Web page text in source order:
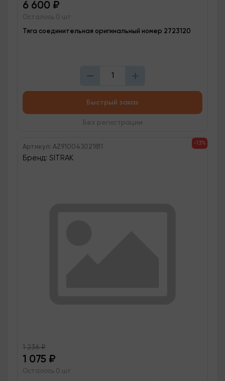
6 600 ₽
Осталось 0 шт
Тяга соединительная оригинальный номер 2723120
Быстрый заказ
Без регистрации
-13%
Артикул: AZ910043021811
Бренд: SITRAK
1 236₽
1 075 ₽
Осталось 0 шт